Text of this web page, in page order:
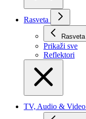
Rasveta
Rasveta
Prikaži svе
Reflektori
TV, Audio & Video